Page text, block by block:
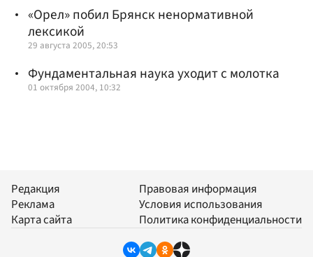
«Орел» побил Брянск ненормативной
лексикой
29 августа 2005, 20:53
Фундаментальная наука уходит с молотка
01 октября 2004, 10:32
Редакция
Реклама
Карта сайта
Правовая информация
Условия использования
Политика конфиденциальности